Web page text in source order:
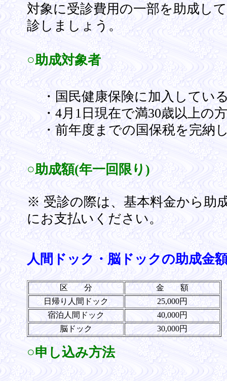
対象に受診費用の一部を助成し
診しましょう。
○助成対象者
・国民健康保険に加入してい
・4月1日現在で満30歳以上の方
・前年度までの国保税を完納
○助成額(年一回限り)
※ 受診の際は、基本料金から助
にお支払いください。
人間ドック・脳ドックの助成金
区 分
金 額
日帰り人間ドック
25,000円
宿泊人間ドック
40,000円
脳ドック
30,000円
○申し込み方法